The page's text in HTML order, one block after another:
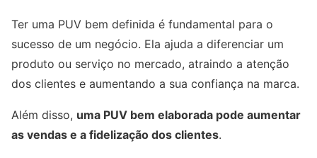
Ter uma PUV bem definida é fundamental para o
sucesso de um negócio. Ela ajuda a diferenciar um
produto ou serviço no mercado, atraindo a atenção
dos clientes e aumentando a sua confiança na marca.
Além disso, uma PUV bem elaborada pode aumentar
as vendas e a fidelização dos clientes.